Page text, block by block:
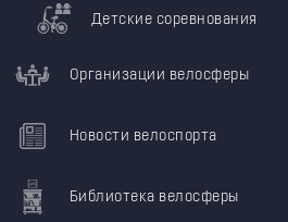
Детские соревнования
Организации велосферы
Новости велоспорта
Библиотека велосферы